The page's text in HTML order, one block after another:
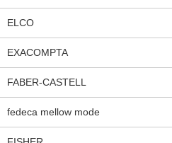
ELCO
EXACOMPTA
FABER-CASTELL
fedeca mellow mode